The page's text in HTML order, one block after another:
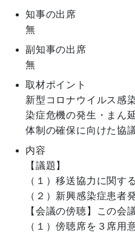
知事の出席
無
副知事の出席
無
取材ポイント
新型コロナウイルス感
染症危機の発生・まん
体制の確保に向けた協
内容
【議題】
（１）移送協力に関す
（２）新興感染症患者
【会議の傍聴】この会
（１）傍聴席を３席用